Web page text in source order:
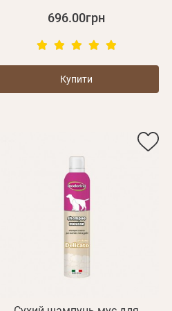
696.00грн
Купити
E mail